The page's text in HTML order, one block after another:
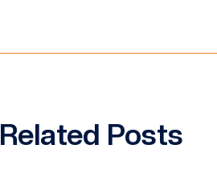
Related Posts